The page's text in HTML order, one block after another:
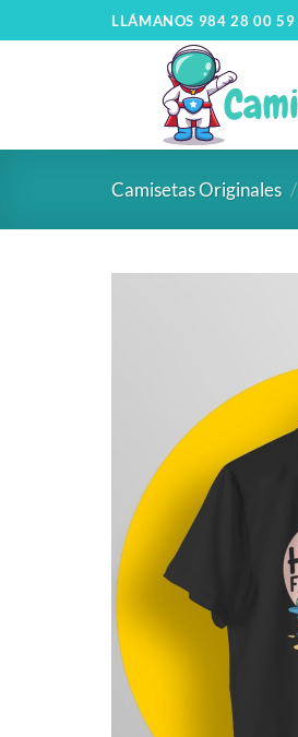
LLÁMANOS 984 28 00 59
Camisetas Originales /